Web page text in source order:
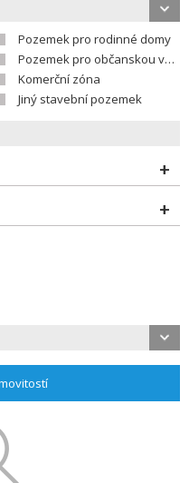
Pozemek pro rodinné domy
Pozemek pro občanskou vybavenost
Komerční zóna
Jiný stavební pozemek